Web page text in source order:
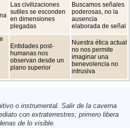
Las civilizaciones
sutiles se esconden
en dimensiones
plegadas
Buscamos señales
poderosas, no la
ausencia
elaborada de señal
Entidades post-
humanas nos
observan desde un
plano superior
Nuestra ética actual
no nos permite
imaginar una
benevolencia no
intrusiva
o instrumental. Salir de la caverna
con extraterrestres; primero libera
de lo visible.